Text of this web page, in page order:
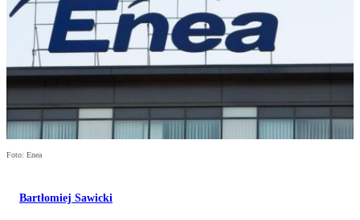
Foto: Enea
Bartłomiej Sawicki